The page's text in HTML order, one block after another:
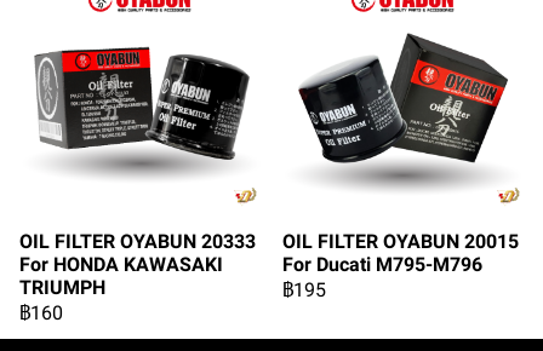
OIL FILTER OYABUN 20333
For HONDA KAWASAKI
TRIUMPH
฿160
OIL FILTER OYABUN 20015
For Ducati M795-M796
฿195